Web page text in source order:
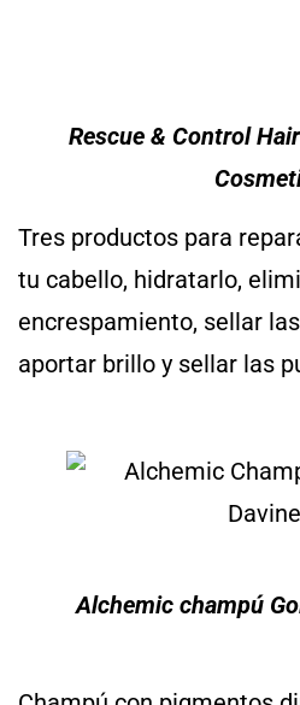
Rescue & Control
Tres productos para
tu cabello, hidratarlo,
encrespamiento, sellar
aportar brillo y sellar las
Alchemic champú